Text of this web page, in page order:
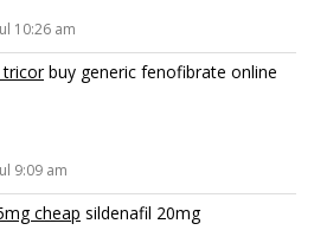
10:26 am
tricorbuy generic fenofibrate online
9:09 am
cheap sildenafil 20mg